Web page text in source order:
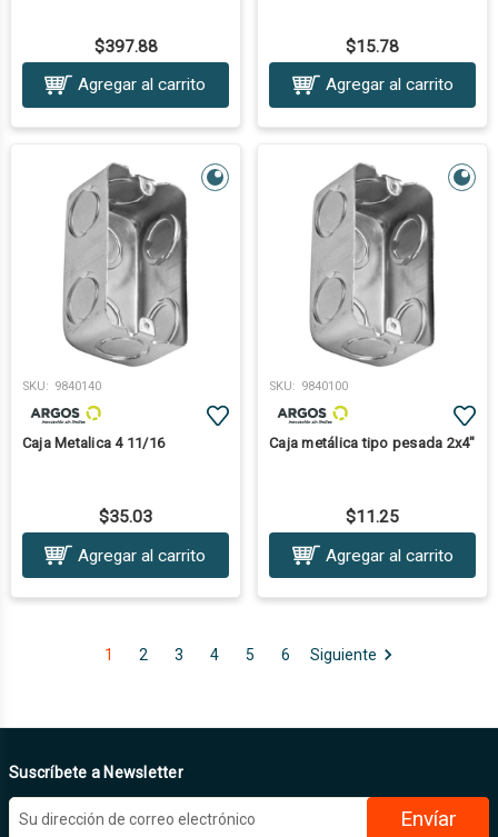
$397.88
Agregar al carrito
$15.78
Agregar al carrito
SKU: 9840140
Caja Metalica 4 11/16
$35.03
Agregar al carrito
SKU: 9840100
Caja metálica tipo pesada 2x4"
$11.25
Agregar al carrito
1 2 3 4 5 6 Siguiente
Suscríbete a Newsletter